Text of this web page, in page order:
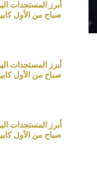
أبرز المستجدات
صباح من الأول كابيتال –
أبرز المستجدات
صباح من الأول كابيتال –
أبرز المستجدات
صباح من الأول كابيتال –